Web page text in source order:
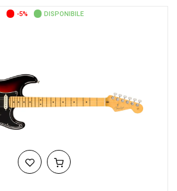
-5% DISPONIBILE